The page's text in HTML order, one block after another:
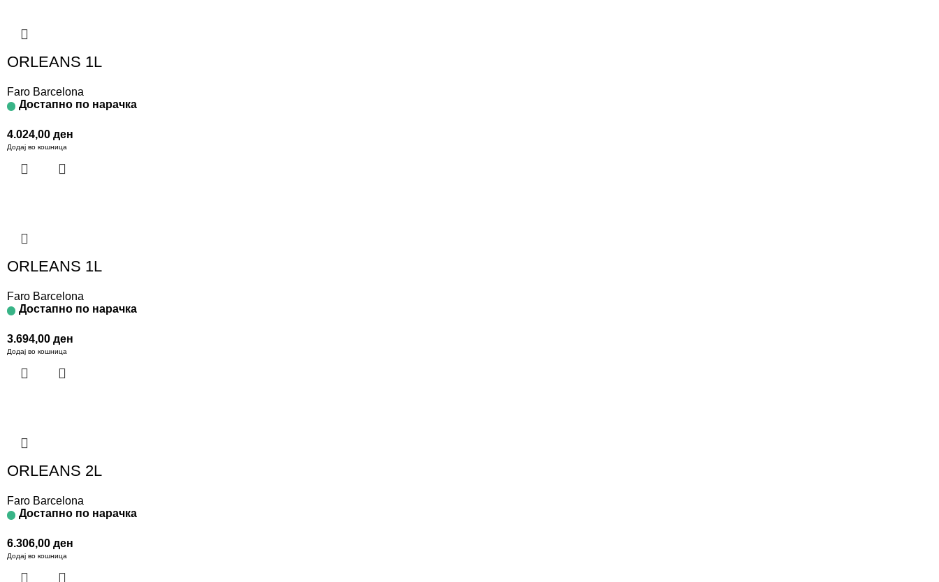
ORLEANS 1L
Faro Barcelona
Достапно по нарачка
4.024,00 ден
Додај во кошница
ORLEANS 1L
Faro Barcelona
Достапно по нарачка
3.694,00 ден
Додај во кошница
ORLEANS 2L
Faro Barcelona
Достапно по нарачка
6.306,00 ден
Додај во кошница